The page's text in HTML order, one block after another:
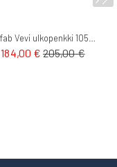
184,00 € 205,00 €